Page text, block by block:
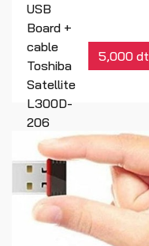
USB
Board +
cable
Toshiba
Satellite
L300D-
206
5,000 dt
Réf : 00301